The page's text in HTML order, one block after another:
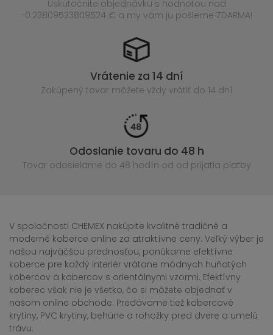
Uskutočnite objednávku s hodnotou nad
-0.23809523809524 € a my vám ju pošleme ZDARMA!
Vrátenie za 14 dní
Zakúpený tovar môžete vždy vrátiť do 14 dní
Odoslanie tovaru do 48 h
Tovar odosielame do 48 hodín od od prijatia platby
V spoločnosti CHEMEX nakúpite kvalitné tradičné a
moderné koberce online za atraktívne ceny. Veľký výber je
našou najväčšou prednosťou, ponúkame efektívne
koberce pre každý interiér vrátane módnych huňatých
kobercov a kobercov s orientálnymi vzormi. Efektívny
koberec však nie je všetko, čo si môžete objednať v
našom online obchode. Predávame tiež kobercové
krytiny, PVC krytiny, behúne a rohožky pred dvere a umelú
trávu.